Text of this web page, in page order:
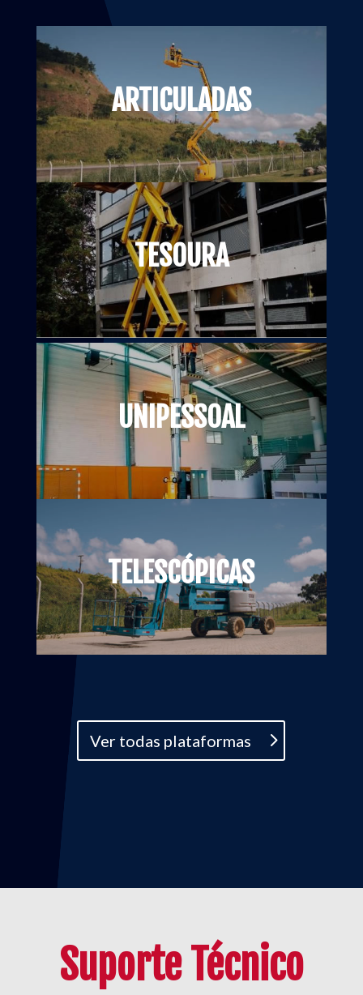
ARTICULADAS
TESOURA
UNIPESSOAL
TELESCÓPICAS
Ver todas plataformas
Suporte Técnico